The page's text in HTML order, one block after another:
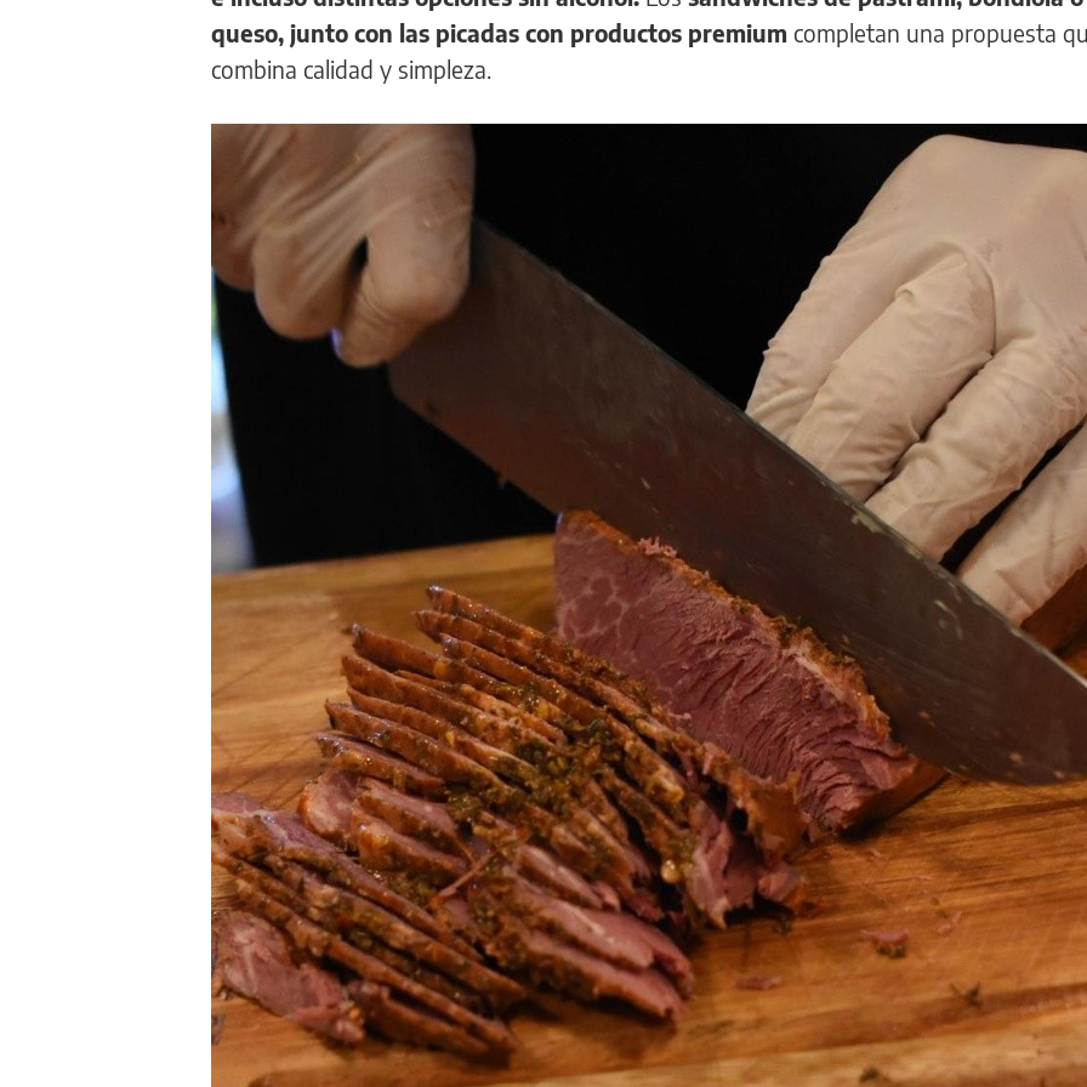
queso, junto con las picadas con productos premium completan una propuesta
combina calidad y simpleza.